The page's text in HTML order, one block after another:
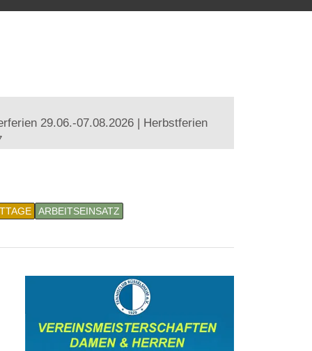
29.06.-07.08.2026 | Herbstferien
ARBEITSEINSATZ